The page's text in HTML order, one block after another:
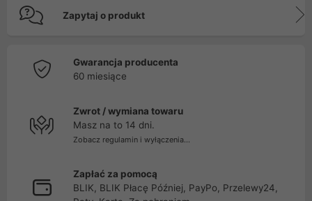
Zapytaj o produkt
Gwarancja producenta
60 miesiące
Zwrot / wymiana towaru
Masz na to 14 dni.
Zobacz regulamin i wyłączenia...
Zapłać za pomocą
BLIK, BLIK Płacę Później, PayPo, Przelewy24,